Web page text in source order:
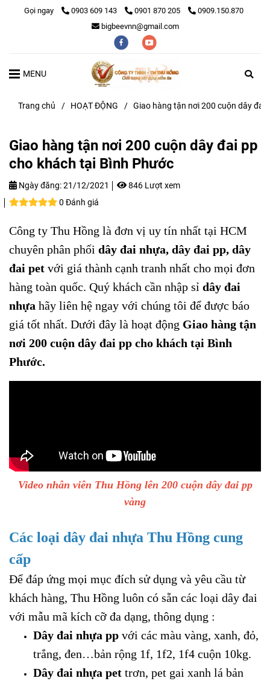
Gọi ngay 0903 609 143 0901 870 205
0909.150.870
bigbeevnn@gmail.com
MENU
Trang chủ / HOẠT ĐỘNG / Giao hàng tận nơi 200 cuộn dây đai
Giao hàng tận nơi 200 cuộn dây đai pp
cho khách tại Bình Phước
Ngày đăng:21/12/2021
846 Lượt xem
0 Đánh giá
Công ty Thu Hồng là đơn vị uy tín nhất tại HCM
chuyên phân phối dây đai nhựa, dây đai pp, dây
đai pet với giá thành cạnh tranh nhất cho mọi đơn
hàng toàn quốc. Quý khách cần nhập sỉ dây đai
nhựa hãy liên hệ ngay với chúng tôi để được báo
giá tốt nhất. Dưới đây là hoạt động Giao hàng tận
nơi 200 cuộn dây đai pp cho khách tại Bình
Phước.
Video nhân viên Thu Hồng lên 200 cuộn dây đai pp
vàng
Các loại dây đai nhựa Thu Hồng cung
cấp
Để đáp ứng mọi mục đích sử dụng và yêu cầu từ
khách hàng, Thu Hồng luôn có sẵn các loại dây đai
với mẫu mã kích cỡ đa dạng, thông dụng :
Dây đai nhựa pp với các màu vàng, xanh, đỏ,
trắng, đen…bản rộng 1f, 1f2, 1f4 cuộn 10kg.
Dây đai nhựa pet trơn, pet gai xanh lá bản